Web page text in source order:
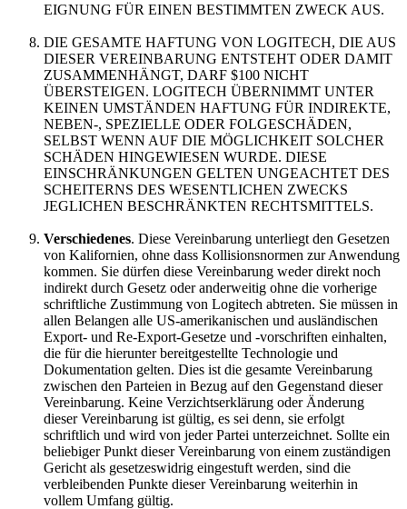
EIGNUNG FÜR EINEN BESTIMMTEN ZWECK AUS.
DIE GESAMTE HAFTUNG VON LOGITECH, DIE AUS
DIESER VEREINBARUNG ENTSTEHT ODER DAMIT
ZUSAMMENHÄNGT, DARF $100 NICHT
ÜBERSTEIGEN. LOGITECH ÜBERNIMMT UNTER
KEINEN UMSTÄNDEN HAFTUNG FÜR INDIREKTE,
NEBEN-, SPEZIELLE ODER FOLGESCHÄDEN,
SELBST WENN AUF DIE MÖGLICHKEIT SOLCHER
SCHÄDEN HINGEWIESEN WURDE. DIESE
EINSCHRÄNKUNGEN GELTEN UNGEACHTET DES
SCHEITERNS DES WESENTLICHEN ZWECKS
JEGLICHEN BESCHRÄNKTEN RECHTSMITTELS.
Verschiedenes. Diese Vereinbarung unterliegt den Gesetzen
von Kalifornien, ohne dass Kollisionsnormen zur Anwendung
kommen. Sie dürfen diese Vereinbarung weder direkt noch
indirekt durch Gesetz oder anderweitig ohne die vorherige
schriftliche Zustimmung von Logitech abtreten. Sie müssen in
allen Belangen alle US-amerikanischen und ausländischen
Export- und Re-Export-Gesetze und -vorschriften einhalten,
die für die hierunter bereitgestellte Technologie und
Dokumentation gelten. Dies ist die gesamte Vereinbarung
zwischen den Parteien in Bezug auf den Gegenstand dieser
Vereinbarung. Keine Verzichtserklärung oder Änderung
dieser Vereinbarung ist gültig, es sei denn, sie erfolgt
schriftlich und wird von jeder Partei unterzeichnet. Sollte ein
beliebiger Punkt dieser Vereinbarung von einem zuständigen
Gericht als gesetzeswidrig eingestuft werden, sind die
verbleibenden Punkte dieser Vereinbarung weiterhin in
vollem Umfang gültig.